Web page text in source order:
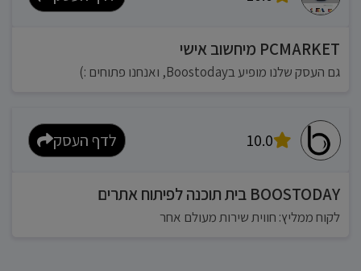
PCMARKET מיחשוב אישי
גם העסק שלנו מופיע בBoostoday, ואנחנו פתוחים :)
10.0 לדף העסק
BOOSTODAY בית תוכנה לפיתוח אתרים
לקוח ממליץ: חווית שירות מעולם אחר